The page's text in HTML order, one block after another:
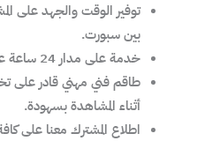
توفير الوقت والجهد على
بين سبورت.
خدمة على مدار 24 ساعة عمل.
طاقم فني مهني قادر على
أثناء المشاهدة بسهودة.
اطلاع المشترك معنا على